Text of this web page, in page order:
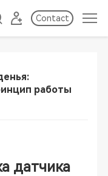
Contact
работы
датчика